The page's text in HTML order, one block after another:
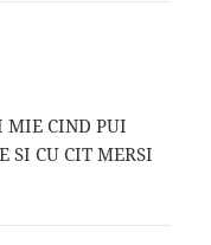
MIE CIND PUI
SI CU CIT MERSI